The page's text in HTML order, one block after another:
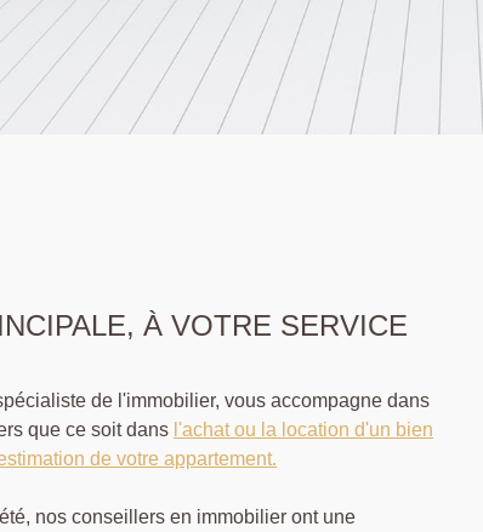
À VOTRE SERVICE
de l'immobilier, vous accompagne dans
que ce soit dans l'achat ou la location d'un bien
de votre appartement.
nos conseillers en immobilier ont une